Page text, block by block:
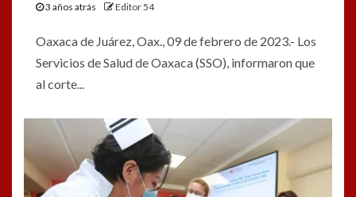
3 años atrás Editor 54
Oaxaca de Juárez, Oax., 09 de febrero de 2023.- Los
Servicios de Salud de Oaxaca (SSO), informaron que
al corte...